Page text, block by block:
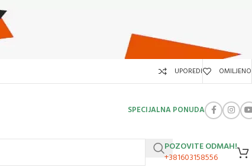
UPOREDI OMILJENO
SPECIJALNA PONUDA
POZOVITE ODMAH!
+381603158556